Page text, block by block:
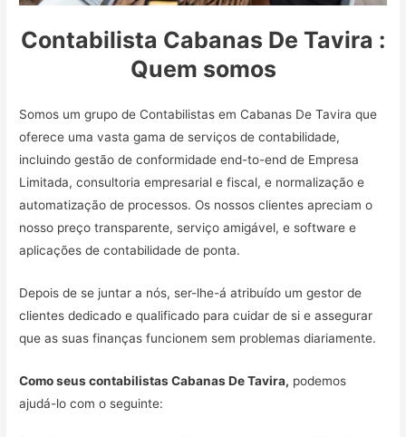
Contabilista Cabanas De Tavira :
Quem somos
Somos um grupo de Contabilistas em Cabanas De Tavira que
oferece uma vasta gama de serviços de contabilidade,
incluindo gestão de conformidade end-to-end de Empresa
Limitada, consultoria empresarial e fiscal, e normalização e
automatização de processos. Os nossos clientes apreciam o
nosso preço transparente, serviço amigável, e software e
aplicações de contabilidade de ponta.
Depois de se juntar a nós, ser-lhe-á atribuído um gestor de
clientes dedicado e qualificado para cuidar de si e assegurar
que as suas finanças funcionem sem problemas diariamente.
Como seus contabilistas Cabanas De Tavira, podemos
ajudá-lo com o seguinte: